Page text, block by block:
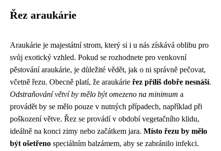
Řez araukárie
Araukárie je majestátní strom, který si i u nás získává oblibu pro
svůj exotický vzhled. Pokud se rozhodnete pro venkovní
pěstování araukárie, je důležité vědět, jak o ni správně pečovat,
včetně řezu. Obecně platí, že araukárie řez příliš dobře nesnáší.
Odstraňování větví by mělo být omezeno na minimum a
provádět by se mělo pouze v nutných případech, například při
poškození větve. Řez se provádí v období vegetačního klidu,
ideálně na konci zimy nebo začátkem jara. Místo řezu by mělo
být ošetřeno speciálním balzámem, aby se zabránilo infekci.